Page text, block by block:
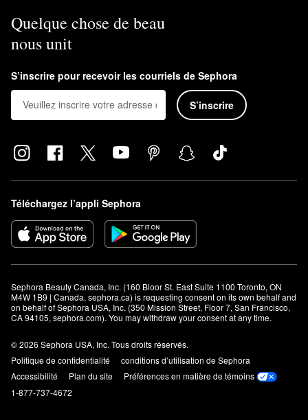
Quelque chose de beau
nous unit
S’inscrire pour recevoir les courriels de Sephora
S’inscrire
Téléchargez l’appli Sephora
Sephora Beauty Canada, Inc. (160 Bloor St. East Suite 1100 Toronto, ON
M4W 1B9 | Canada, sephora.ca) is requesting consent on its own behalf and
on behalf of Sephora USA, Inc. (350 Mission Street, Floor 7, San Francisco,
CA 94105, sephora.com). You may withdraw your consent at any time.
© 2026 Sephora USA, Inc. Tous droits réservés.
Politique de confidentialité
conditions d’utilisation de Sephora
Accessibilité
Plan du site
Préférences en matière de témoins
1-877-737-4672